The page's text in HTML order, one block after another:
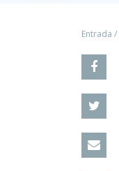
Entrada /